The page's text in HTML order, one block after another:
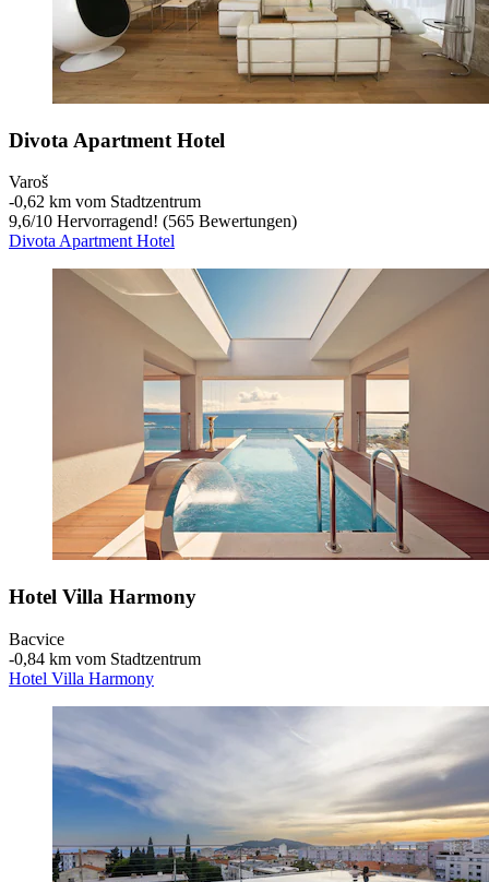
Divota Apartment Hotel
Varoš
‐0,62 km vom Stadtzentrum
9,6/10 Hervorragend! (565 Bewertungen)
Divota Apartment Hotel
Hotel Villa Harmony
Bacvice
‐0,84 km vom Stadtzentrum
Hotel Villa Harmony